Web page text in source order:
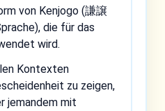
von Kenjogo (謙譲
die für das
wird.
Kontexten
zu zeigen,
jemandem mit